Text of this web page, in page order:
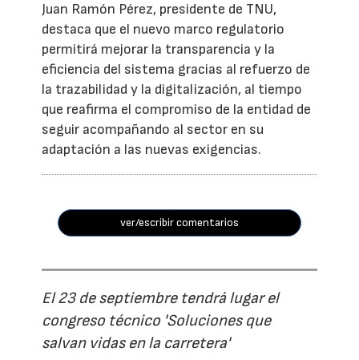
Juan Ramón Pérez, presidente de TNU,
destaca que el nuevo marco regulatorio
permitirá mejorar la transparencia y la
eficiencia del sistema gracias al refuerzo de
la trazabilidad y la digitalización, al tiempo
que reafirma el compromiso de la entidad de
seguir acompañando al sector en su
adaptación a las nuevas exigencias.
ver/escribir comentarios
El 23 de septiembre tendrá lugar el
congreso técnico 'Soluciones que
salvan vidas en la carretera'